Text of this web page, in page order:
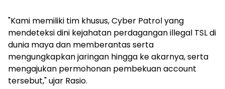
"Kami memiliki tim khusus, Cyber Patrol yang
mendeteksi dini kejahatan perdagangan illegal TSL di
dunia maya dan memberantas serta
mengungkapkan jaringan hingga ke akarnya, serta
mengajukan permohonan pembekuan account
tersebut," ujar Rasio.